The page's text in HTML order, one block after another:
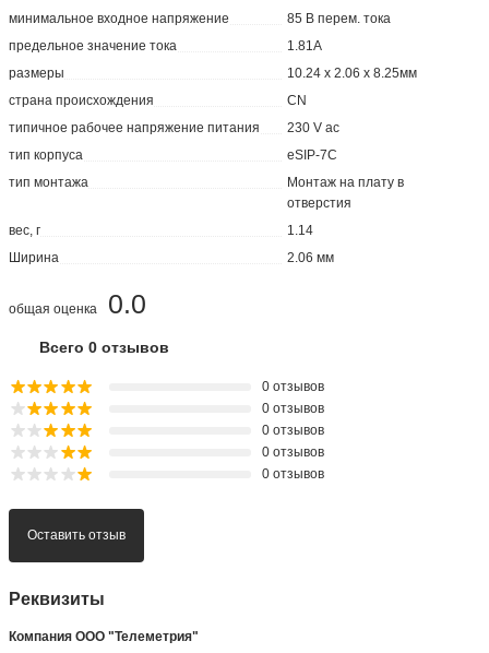
минимальное входное напряжение
85 В перем. тока
предельное значение тока
1.81A
размеры
10.24 x 2.06 x 8.25мм
страна происхождения
CN
типичное рабочее напряжение питания
230 V ac
тип корпуса
eSIP-7C
тип монтажа
Монтаж на плату в
отверстия
вес, г
1.14
Ширина
2.06 мм
0.0
общая оценка
Всего 0 отзывов
0 отзывов
0 отзывов
0 отзывов
0 отзывов
0 отзывов
Оставить отзыв
Реквизиты
Компания ООО "Телеметрия"